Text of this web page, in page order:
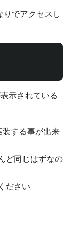
でアクセスし
示されている
する事が出来
ど同じはずなの
ださい